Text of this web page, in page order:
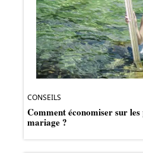
CONSEILS
Comment économiser sur
mariage ?